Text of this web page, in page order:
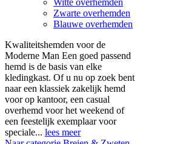
Witte overhemden
Zwarte overhemden
Blauwe overhemden
Kwaliteitshemden voor de
Moderne Man Een goed passend
hemd is de basis van elke
kledingkast. Of u nu op zoek bent
naar een klassiek zakelijk hemd
voor op kantoor, een casual
overhemd voor het weekend of
een feestelijk exemplaar voor
speciale... lees meer